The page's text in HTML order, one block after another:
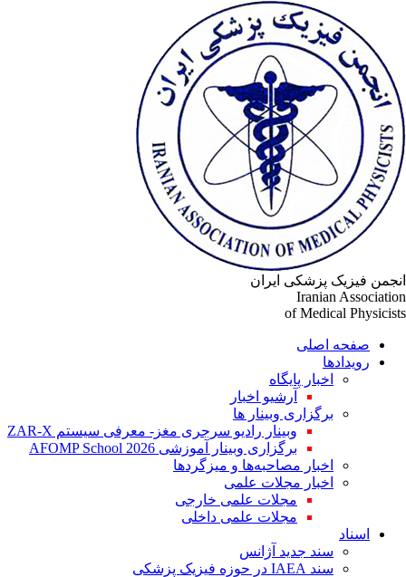
فیزیک پزشکی ایران
Iranian
of Medical
صفحه اصلی
رویدادها
اخبار پایگاه
آرشیو اخبار
برگزاری وبینار ها
وبینار رادیو سرجری مغز- معرفی سیستم ZAR-X
برگزاری وبینار آموزشی AFOMP School 2026
اخبار مصاحبه‌ها و میزگردها
اخبار مجلات علمی
مجلات علمی خارجی
مجلات علمی داخلی
اسناد
سند جدید آژانس
سند IAEA در حوزه فیزیک پزشکی